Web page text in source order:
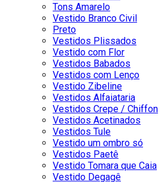
Tons Amarelo
Vestido Branco Civil
Preto
Vestidos Plissados
Vestido com Flor
Vestidos Babados
Vestidos com Lenço
Vestido Zibeline
Vestidos Alfaiataria
Vestidos Crepe / Chiffon
Vestidos Acetinados
Vestidos Tule
Vestido um ombro só
Vestidos Paetê
Vestido Tomara que Caia
Vestido Degagê